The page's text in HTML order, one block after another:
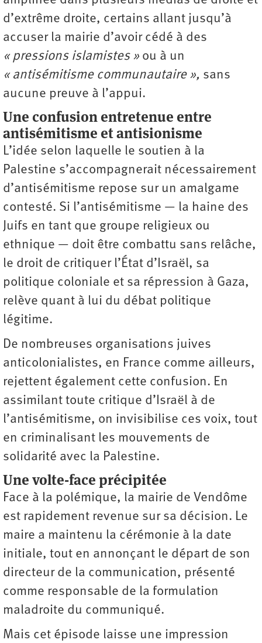
d’extrême droite, certains allant jusqu’à
accuser la mairie d’avoir cédé à des
« pressions islamistes » ou à un
« antisémitisme communautaire », sans
aucune preuve à l’appui.
Une confusion entretenue entre
antisémitisme et antisionisme
L’idée selon laquelle le soutien à la
Palestine s’accompagnerait nécessairement
d’antisémitisme repose sur un amalgame
contesté. Si l’antisémitisme — la haine des
Juifs en tant que groupe religieux ou
ethnique — doit être combattu sans relâche,
le droit de critiquer l’État d’Israël, sa
politique coloniale et sa répression à Gaza,
relève quant à lui du débat politique
légitime.
De nombreuses organisations juives
anticolonialistes, en France comme ailleurs,
rejettent également cette confusion. En
assimilant toute critique d’Israël à de
l’antisémitisme, on invisibilise ces voix, tout
en criminalisant les mouvements de
solidarité avec la Palestine.
Une volte-face précipitée
Face à la polémique, la mairie de Vendôme
est rapidement revenue sur sa décision. Le
maire a maintenu la cérémonie à la date
initiale, tout en annonçant le départ de son
directeur de la communication, présenté
comme responsable de la formulation
maladroite du communiqué.
Mais cet épisode laisse une impression